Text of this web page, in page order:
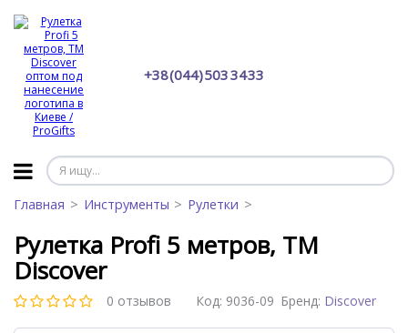
+38 (044) 503 34 33
Главная Инструменты Рулетки
Рулетка Profi 5 метров, TM
Discover
0 отзывов Бренд: Discover
Код: 9036-09